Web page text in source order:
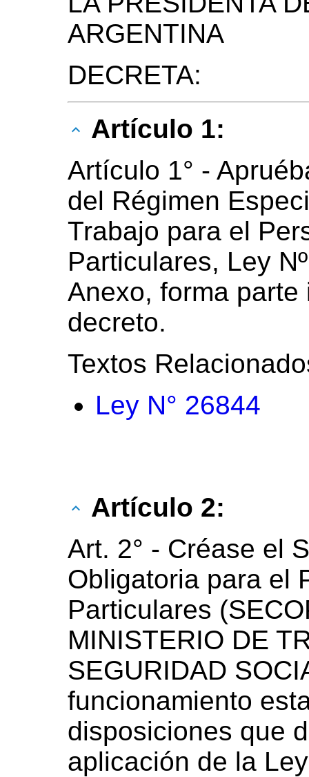
ARGENTINA
DECRETA:
Artículo 1:
Artículo 1° -
del Régimen
Trabajo para el
Particulares, Ley
Anexo, forma
decreto.
Textos
Ley N° 26844
Artículo 2:
Art. 2° - Créase el
Obligatoria para el
Particulares
MINISTERIO DE
SEGURIDAD
funcionamiento
disposiciones que
aplicación de la